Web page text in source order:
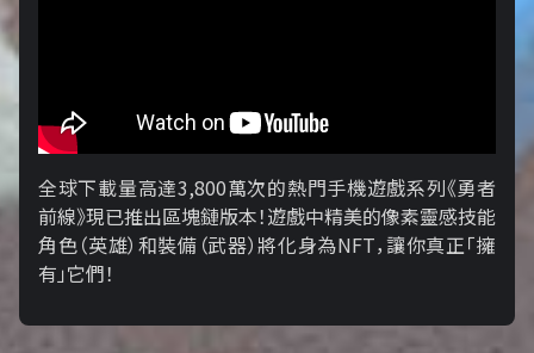
全球下載量高達3,800萬次的熱門手機遊戲系列《勇者
前線》現已推出區塊鏈版本！遊戲中精美的像素靈感技能
角色（英雄）和裝備（武器）將化身為NFT，讓你真正「擁​​
有」它們！